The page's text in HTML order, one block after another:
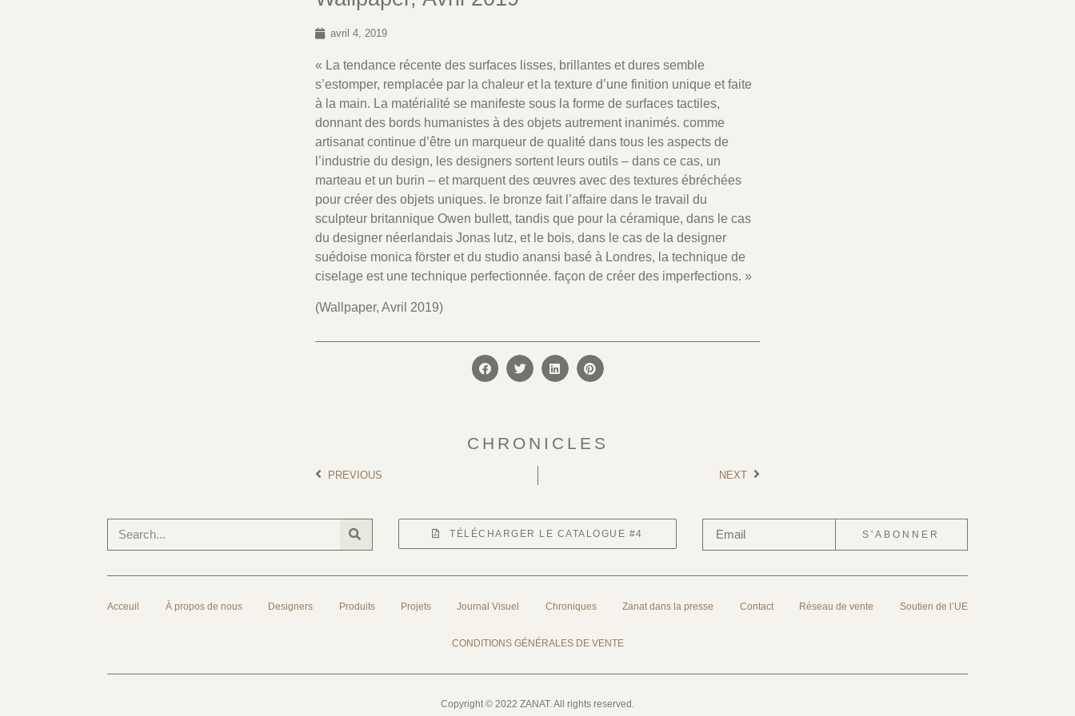
avril 4, 2019
« La tendance récente des surfaces lisses, brillantes et dures semble
s’estomper, remplacée par la chaleur et la texture d’une finition unique et faite
à la main. La matérialité se manifeste sous la forme de surfaces tactiles,
donnant des bords humanistes à des objets autrement inanimés. comme
artisanat continue d’être un marqueur de qualité dans tous les aspects de
l’industrie du design, les designers sortent leurs outils – dans ce cas, un
marteau et un burin – et marquent des œuvres avec des textures ébréchées
pour créer des objets uniques. le bronze fait l’affaire dans le travail du
sculpteur britannique Owen bullett, tandis que pour la céramique, dans le cas
du designer néerlandais Jonas lutz, et le bois, dans le cas de la designer
suédoise monica förster et du studio anansi basé à Londres, la technique de
ciselage est une technique perfectionnée. façon de créer des imperfections. »
(Wallpaper, Avril 2019)
CHRONICLES
PREVIOUS NEXT
TÉLÉCHARGER LE CATALOGUE #4 S'ABONNER
Acceuil À propos de nous Designers Produits Projets Journal Visuel Chroniques Zanat dans la presse Contact Réseau de vente Soutien de l’UE
CONDITIONS GÉNÉRALES DE VENTE
Copyright © 2022 ZANAT. All rights reserved.